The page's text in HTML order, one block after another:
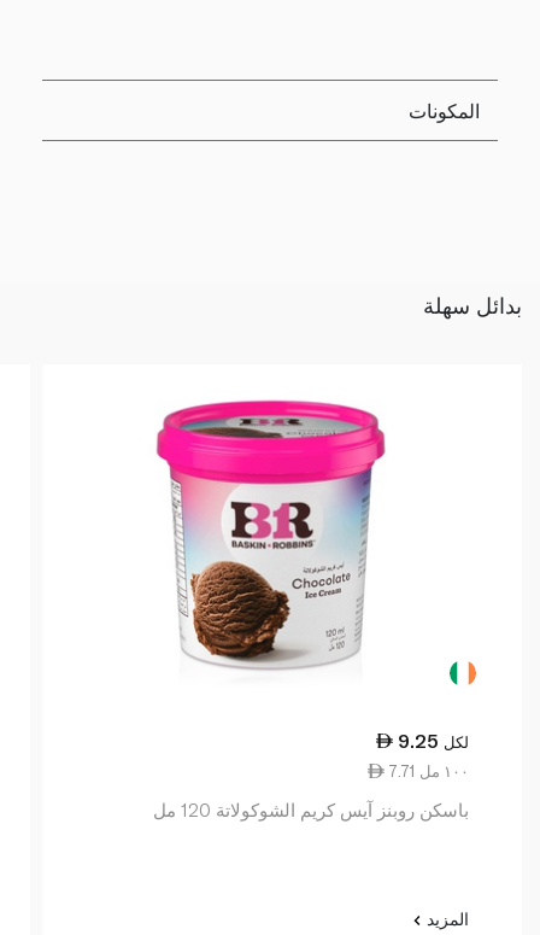
المكونات
بدائل سهلة
9.25 لكل
7.71 ١٠٠ مل
باسكن روبنز آيس كريم الشوكولاتة 120 مل
المزيد